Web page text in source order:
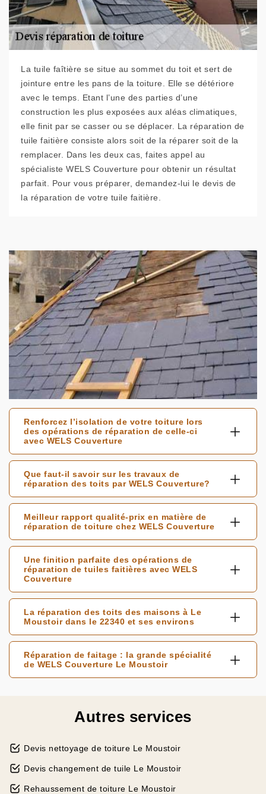
La tuile faîtière se situe au sommet du toit et sert de
jointure entre les pans de la toiture. Elle se détériore
avec le temps. Etant l’une des parties d’une
construction les plus exposées aux aléas climatiques,
elle finit par se casser ou se déplacer. La réparation de
tuile faitière consiste alors soit de la réparer soit de la
remplacer. Dans les deux cas, faites appel au
spécialiste WELS Couverture pour obtenir un résultat
parfait. Pour vous préparer, demandez-lui le devis de
la réparation de votre tuile faitière.
Renforcez l’isolation de votre toiture lors
des opérations de réparation de celle-ci
avec WELS Couverture
Que faut-il savoir sur les travaux de
réparation des toits par WELS Couverture?
Meilleur rapport qualité-prix en matière de
réparation de toiture chez WELS Couverture
Une finition parfaite des opérations de
réparation de tuiles faitières avec WELS
Couverture
La réparation des toits des maisons à Le
Moustoir dans le 22340 et ses environs
Réparation de faitage : la grande spécialité
de WELS Couverture Le Moustoir
Autres services
Devis nettoyage de toiture Le Moustoir
Devis changement de tuile Le Moustoir
Rehaussement de toiture Le Moustoir